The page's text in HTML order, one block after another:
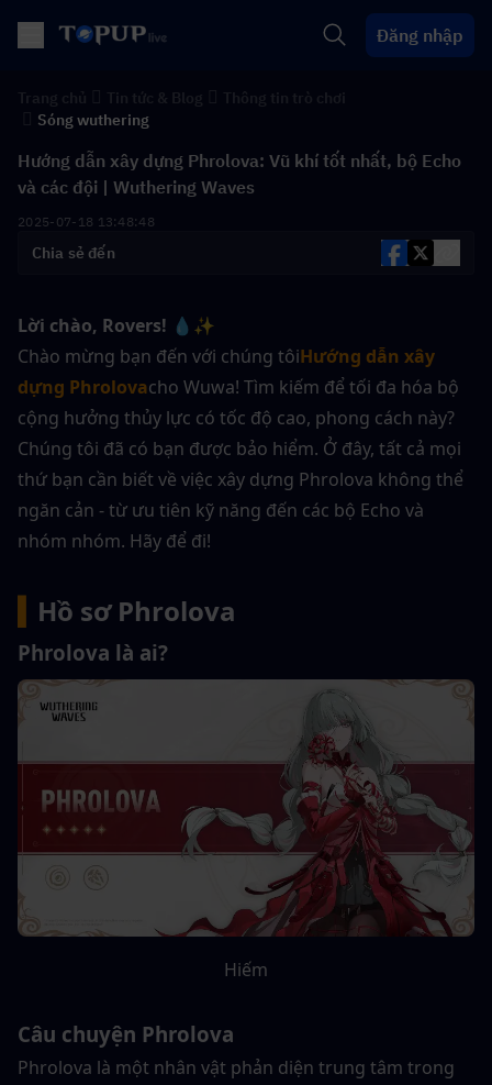
Đăng nhập
Sóng wuthering
Hướng dẫn xây dựng Phrolova: Vũ khí tốt nhất, bộ Echo
và các đội | Wuthering Waves
2025-07-18 13:48:48
Chia sẻ đến
Lời chào, Rovers! 💧✨
Chào mừng bạn đến với chúng tôiHướng dẫn xây
dựng Phrolovacho Wuwa! Tìm kiếm để tối đa hóa bộ
cộng hưởng thủy lực có tốc độ cao, phong cách này?
Chúng tôi đã có bạn được bảo hiểm. Ở đây, tất cả mọi
thứ bạn cần biết về việc xây dựng Phrolova không thể
ngăn cản - từ ưu tiên kỹ năng đến các bộ Echo và
nhóm nhóm. Hãy để đi!
Hồ sơ Phrolova
Phrolova là ai?
Hiếm
Câu chuyện Phrolova
Phrolova là một nhân vật phản diện trung tâm trong